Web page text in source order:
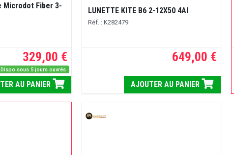
Microdot Fiber 3-
329,00 €
Dispo sous 5 jours ouvrés
AU PANIER
LUNETTE KITE B6 2-12X50 4AI
Réf. : K282479
649,00 €
AJOUTER AU PANIER